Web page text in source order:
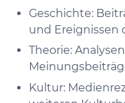
Geschichte:
und Ereignissen
Theorie:
Kultur: